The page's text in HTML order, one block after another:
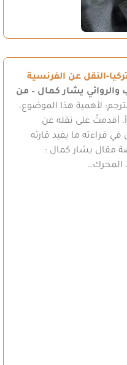
النقل عن الفرنسية
والروائي يشار كمال – من
لأهمية هذا الموضوع،
أقدمتُ على نقله عن
في قراءته ما يفيد قارئه
مقال يشار كمال :
المحرك…